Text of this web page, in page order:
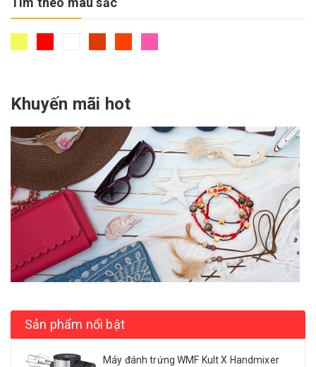
Tẩy trang
Khuyến mãi hot
Sản phẩm nổi bật
Máy đánh trứng WMF Kult X Handmixer